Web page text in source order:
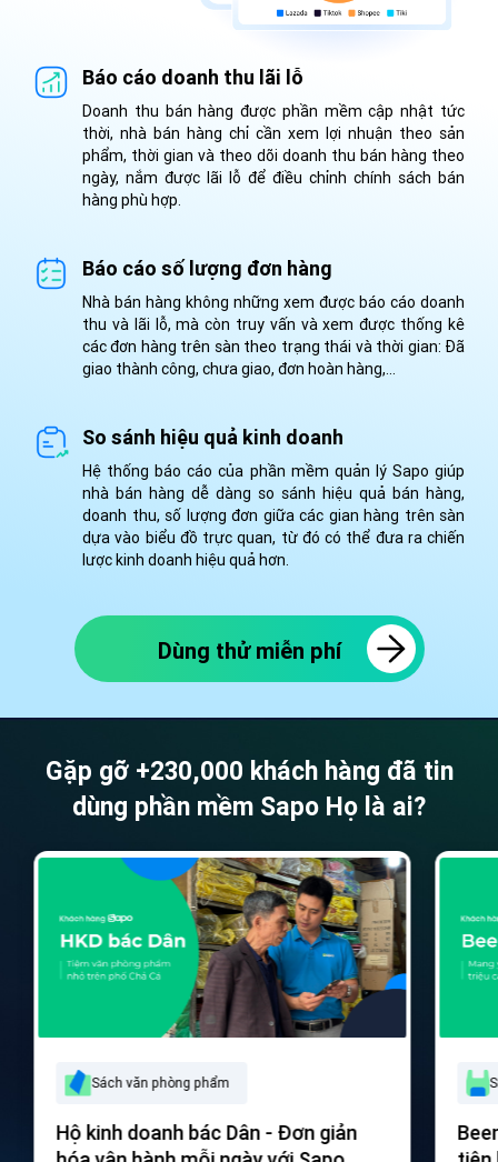
Báo cáo doanh thu lãi lỗ
Doanh thu bán hàng được phần mềm cập nhật tức
thời, nhà bán hàng chỉ cần xem lợi nhuận theo sản
phẩm, thời gian và theo dõi doanh thu bán hàng theo
ngày, nắm được lãi lỗ để điều chỉnh chính sách bán
hàng phù hợp.
Báo cáo số lượng đơn hàng
Nhà bán hàng không những xem được báo cáo doanh
thu và lãi lỗ, mà còn truy vấn và xem được thống kê
các đơn hàng trên sàn theo trạng thái và thời gian: Đã
giao thành công, chưa giao, đơn hoàn hàng,...
So sánh hiệu quả kinh doanh
Hệ thống báo cáo của phần mềm quản lý Sapo giúp
nhà bán hàng dễ dàng so sánh hiệu quả bán hàng,
doanh thu, số lượng đơn giữa các gian hàng trên sàn
dựa vào biểu đồ trực quan, từ đó có thể đưa ra chiến
lược kinh doanh hiệu quả hơn.
Dùng thử miễn phí
Gặp gỡ +230,000 khách hàng đã tin
dùng phần mềm Sapo Họ là ai?
Đơn giản
Siêu thị tạp hóa
Beemart - Bí quyết giúp cửa hàng